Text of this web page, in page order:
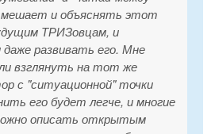
мешает и объяснять этот
ТРИЗовцам, и
развивать его. Мне
взглянуть на тот же
с "ситуационной" точки
его будет легче, и многие
описать открытым